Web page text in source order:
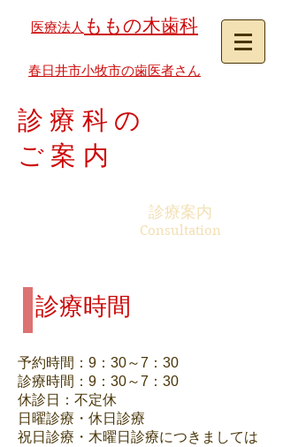
医療法人 ももの木歯科
春日井市小牧市の歯医者さん
診療科の
ご案内
診療案内
Consultation
診療時間
予約時間：9：30～7：30
診療時間：9：30～7：30
休診日：不定休
日曜診療・休日診療
祝日診療・木曜日診療につきましては